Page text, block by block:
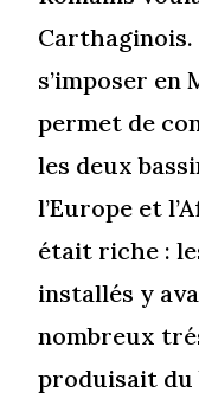
s’imposer en
permet de
les deux
l’Europe et
était riche :
installés y
nombreux
produisait du